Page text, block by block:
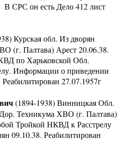
В СРС он есть Дело 412 лист
Курская обл. Из дворян
(г. Палтава) Арест 20.06.38.
по Харьковской Обл.
Информации о приведении
27.07.1957г
(1894-1938) Винницкая Обл.
Техникума ХВО (г. Палтава)
Тройкой НКВД к Расстрелу
09.10.38. Реабилитирован